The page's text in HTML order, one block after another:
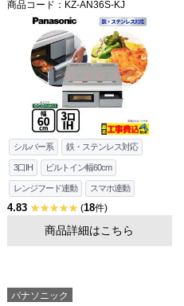
商品コード ：KZ-AN36S-KJ
シルバー系 鉄・ステンレス対応
3口IH ビルトイン幅60cm
レンジフード連動 スマホ連動
4.83 (18件)
商品詳細はこちら
パナソニック